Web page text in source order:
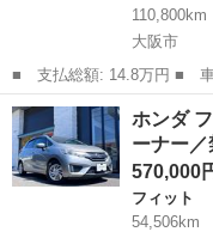
110,800km
大阪市
■ 支払総額: 14.8万円 ■ 車両本体価格： 98,000 円 ■ メーカー
名： ホンダ ■ 車種名：
ー ナビ ＥＴＣ オート
数： ...
大阪 大阪市 フィット
ホンダ
ーナー
570,000
フィット
54,506km